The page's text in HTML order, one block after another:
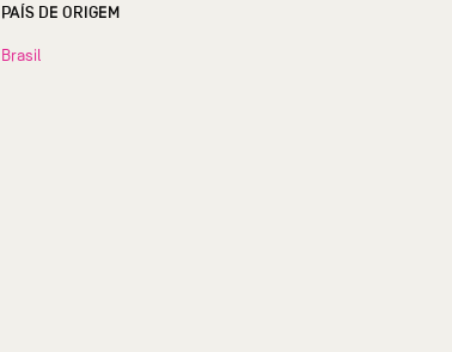
PAÍS DE ORIGEM
Brasil